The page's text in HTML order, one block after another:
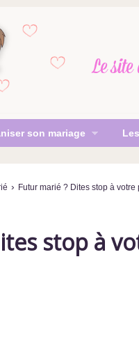
Le
son mariage
› Futur marié ? Dites stop à votre
stop à